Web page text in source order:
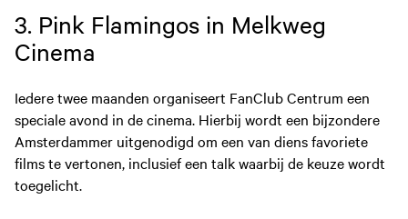
3. Pink Flamingos in Melkweg
Cinema
Iedere twee maanden organiseert FanClub Centrum een
speciale avond in de cinema. Hierbij wordt een bijzondere
Amsterdammer uitgenodigd om een van diens favoriete
films te vertonen, inclusief een talk waarbij de keuze wordt
toegelicht.